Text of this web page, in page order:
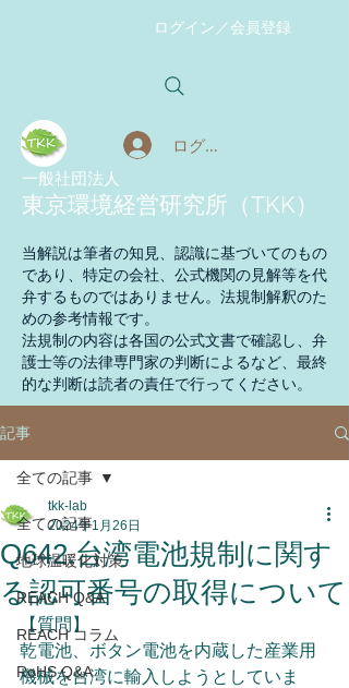
ログイン／会員登録
ログイン
​一般社団法人
東京環境経営研究所（TKK）
当解説は筆者の知見、認識に基づいてのもの
であり、特定の会社、公式機関の見解等を代
弁するものではありません。法規制解釈のた
めの参考情報です。
法規制の内容は各国の公式文書で確認し、弁
護士等の法律専門家の判断によるなど、最終
的な判断は読者の責任で行ってください。
記事
全ての記事
地球温暖化対策
REACH Q&A
REACH コラム
RoHS Q&A
全ての記事
Q642.台湾電池規制に関す
る認可番号の取得について
tkk-lab
2024年1月26日
【質問】
乾電池、ボタン電池を内蔵した産業用
機械を台湾に輸入しようとしていま